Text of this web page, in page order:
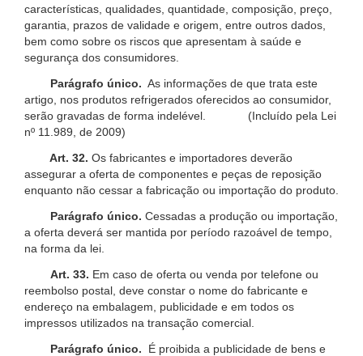
características, qualidades, quantidade, composição, preço,
garantia, prazos de validade e origem, entre outros dados,
bem como sobre os riscos que apresentam à saúde e
segurança dos consumidores.
Parágrafo único. As informações de que trata este
artigo, nos produtos refrigerados oferecidos ao consumidor,
serão gravadas de forma indelével. (Incluído pela Lei
nº 11.989, de 2009)
Art. 32. Os fabricantes e importadores deverão
assegurar a oferta de componentes e peças de reposição
enquanto não cessar a fabricação ou importação do produto.
Parágrafo único. Cessadas a produção ou importação,
a oferta deverá ser mantida por período razoável de tempo,
na forma da lei.
Art. 33. Em caso de oferta ou venda por telefone ou
reembolso postal, deve constar o nome do fabricante e
endereço na embalagem, publicidade e em todos os
impressos utilizados na transação comercial.
Parágrafo único.
É proibida a publicidade de bens e